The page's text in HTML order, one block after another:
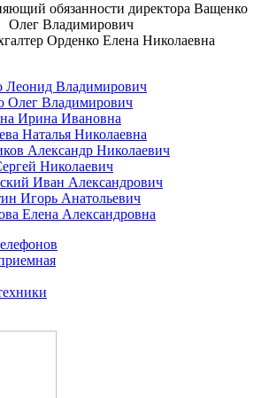
обязанности директора Ващенко
Олег Владимирович
Орденко Елена Николаевна
Леонид Владимирович
Олег Владимирович
Ирина Ивановна
Наталья Николаевна
Александр Николаевич
Николаевич
Иван Александрович
Игорь Анатольевич
Елена Александровна